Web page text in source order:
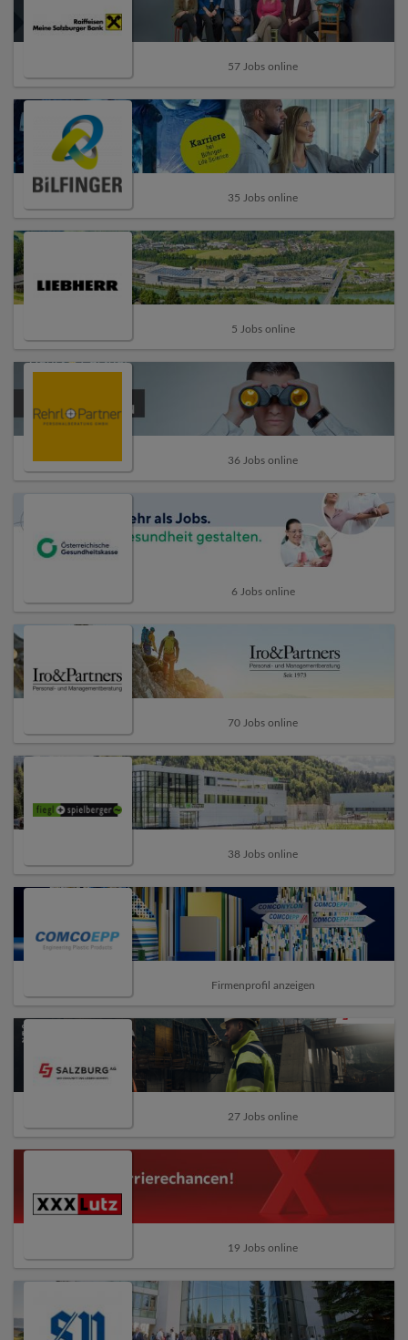
57 Jobs online
35 Jobs online
5 Jobs online
36 Jobs online
6 Jobs online
70 Jobs online
38 Jobs online
Firmenprofil anzeigen
27 Jobs online
19 Jobs online